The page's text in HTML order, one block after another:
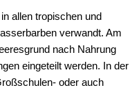
allen tropischen und
verwandt. Am
nach Nahrung
eingeteilt werden. In der
oder auch